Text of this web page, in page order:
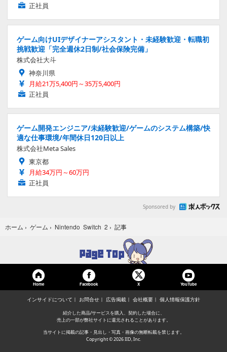
正社員
ゲーム向けUIデザイナーアシスタント・未経験歓迎・転職初
挑戦歓迎「完全週休2日制/社会保険完備」
株式会社大斗
神奈川県
月給21万5,400円～35万5,400円
正社員
ゲーム開発エンジニア/未経験歓迎/ゲームのシステム構築/快
適な仕事環境/年間休日120日以上
株式会社Meta Sales
東京都
月給34万円～60万円
正社員
Sponsored by
ホーム › ゲーム › Nintendo Switch 2 › 記事
Home Facebook X YouTube
インサイドについて お問合せ 広告掲載 会社概要 個人情報保護方針
紹介した商品/サービスを購入、契約した場合に、
売上の一部が弊社サイトに還元されることがあります。
当サイトに掲載の記事・見出し・写真・画像の無断転載を禁じます。
Copyright © 2026 IID, Inc.